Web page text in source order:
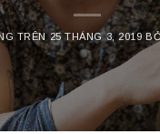
TRÊN25 THÁNG 3, 2019